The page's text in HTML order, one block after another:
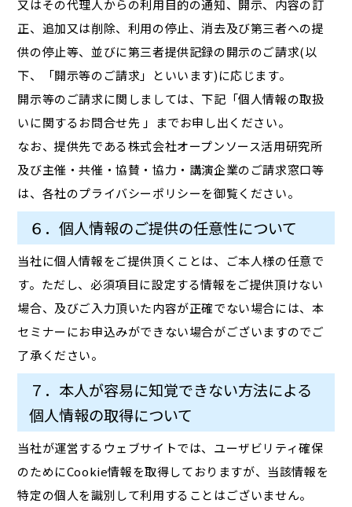
又はその代理人からの利用目的の通知、開示、内容の訂
正、追加又は削除、利用の停止、消去及び第三者への提
供の停止等、並びに第三者提供記録の開示のご請求(以
下、「開示等のご請求」といいます)に応じます。
開示等のご請求に関しましては、下記「個人情報の取扱
いに関するお問合せ先 」までお申し出ください。
なお、提供先である株式会社オープンソース活用研究所
及び主催・共催・協賛・協力・講演企業のご請求窓口等
は、各社のプライバシーポリシーを御覧ください。
６．個人情報のご提供の任意性について
当社に個人情報をご提供頂くことは、ご本人様の任意で
す。ただし、必須項目に設定する情報をご提供頂けない
場合、及びご入力頂いた内容が正確でない場合には、本
セミナーにお申込みができない場合がございますのでご
了承ください。
７．本人が容易に知覚できない方法による
個人情報の取得について
当社が運営するウェブサイトでは、ユーザビリティ確保
のためにCookie情報を取得しておりますが、当該情報を
特定の個人を識別して利用することはございません。